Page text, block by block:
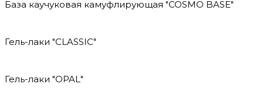
База каучуковая камуфлирующая "COSMO BASE"
Гель-лаки "CLASSIC"
Гель-лаки "OPAL"